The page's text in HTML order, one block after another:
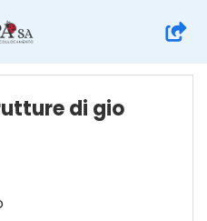
di gio